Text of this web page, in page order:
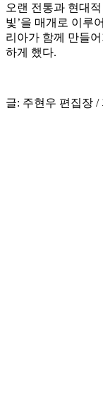
오랜 전통과 현대
빛’을 매개로 이루
리아가 함께 만들
하게 했다.
글: 주현우 편집장